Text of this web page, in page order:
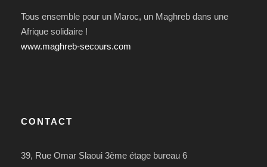
Tous ensemble pour un Maroc, un Maghreb dans une
Afrique solidaire !
www.maghreb-secours.com
CONTACT
39, Rue Omar Slaoui 3ème étage bureau 6